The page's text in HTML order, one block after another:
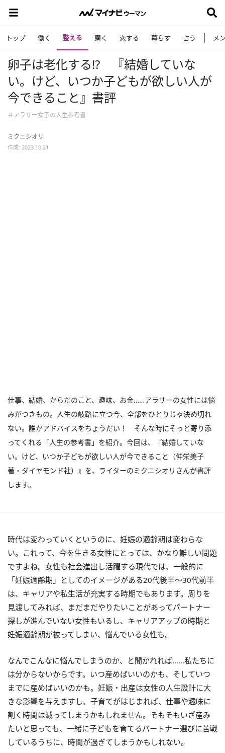
トップ 働く 整える 磨く 恋する 暮らす 占う メ
卵子は老化する!? 『結婚していな
い。けど、いつか子どもが欲しい人が
今できること』書評
＃アラサー女子の人生参考書
ミクニシオリ
作成: 2023.10.21
仕事、結婚、からだのこと、趣味、お金……アラサーの女性には悩
みがつきもの。人生の岐路に立つ今、全部をひとりじゃ決め切れ
ない。誰かアドバイスをちょうだい！ そんな時にそっと寄り添
ってくれる「人生の参考書」を紹介。今回は、『結婚していな
い。けど、いつか子どもが欲しい人が今できること（仲栄美子
著・ダイヤモンド社）』を、ライターのミクニシオリさんが書評
します。
時代は変わっていくというのに、妊娠の適齢期は変わらな
い。これって、今を生きる女性にとっては、かなり難しい問題
ですよね。女性も社会進出し活躍する現代では、一般的に
「妊娠適齢期」としてのイメージがある20代後半〜30代前半
は、キャリアや私生活が充実する時期でもあります。周りを
見渡してみれば、まだまだやりたいことがあってパートナー
探しが進んでいない女性もいるし、キャリアアップの時期と
妊娠適齢期が被ってしまい、悩んでいる女性も。
なんでこんなに悩んでしまうのか、と聞かれれば……私たちに
は分からないからです。いつ産めばいいのかも、そしていつ
までに産めばいいのかも。妊娠・出産は女性の人生設計に大
きな影響を与えますし、子育てがはじまれば、仕事や趣味に
割く時間は減ってしまうかもしれません。そもそもいざ産み
たいと思っても、一緒に子どもを育てるパートナー選びに苦戦
しているうちに、時間が過ぎてしまうかもしれない。